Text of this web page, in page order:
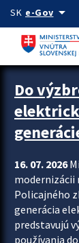
Preskocit na
SK e-Govarrow_drop_down
Zastavit
Do
16. 07. 2026
modernizácii
Policajného
generácia
predstavujú
používania